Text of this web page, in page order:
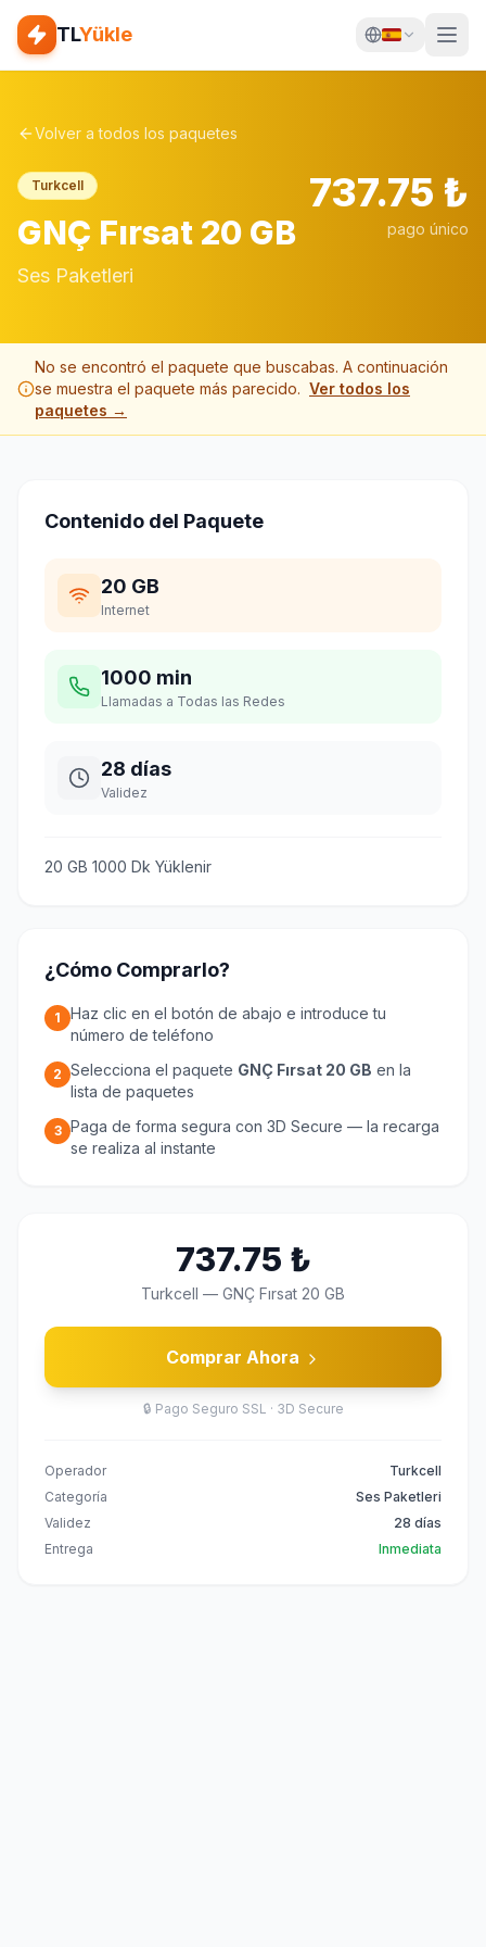
TLYükle
Volver a todos los paquetes
Turkcell
GNÇ Fırsat 20 GB
Ses Paketleri
737.75 ₺
pago único
No se encontró el paquete que buscabas. A continuación
se muestra el paquete más parecido. Ver todos los
paquetes →
Contenido del Paquete
20 GB
Internet
1000 min
Llamadas a Todas las Redes
28 días
Validez
20 GB 1000 Dk Yüklenir
¿Cómo Comprarlo?
1
Haz clic en el botón de abajo e introduce tu
número de teléfono
2 Selecciona el paquete GNÇ Fırsat 20 GB en la
lista de paquetes
3 Paga de forma segura con 3D Secure — la recarga
se realiza al instante
737.75 ₺
Turkcell — GNÇ Fırsat 20 GB
Comprar Ahora
🔒 Pago Seguro SSL · 3D Secure
Operador
Turkcell
Categoría
Ses Paketleri
Validez
28 días
Entrega
Inmediata